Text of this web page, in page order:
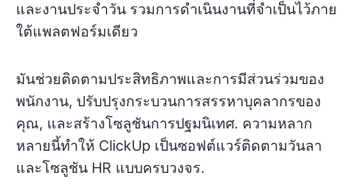
และงานประจำวัน รวมการดำเนินงานที่จำเป็นไว้ภาย
ใต้แพลตฟอร์มเดียว
มันช่วยติดตามประสิทธิภาพและการมีส่วนร่วมของ
พนักงาน, ปรับปรุงกระบวนการสรรหาบุคลากรของ
คุณ, และสร้างโซลูชันการปฐมนิเทศ. ความหลาก
หลายนี้ทำให้ ClickUp เป็นซอฟต์แวร์ติดตามวันลา
และโซลูชัน HR แบบครบวงจร.